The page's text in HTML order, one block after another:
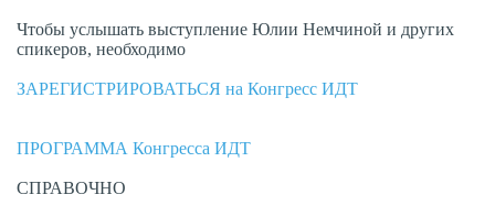
Чтобы услышать выступление Юлии Немчиной и других
спикеров, необходимо
ЗАРЕГИСТРИРОВАТЬСЯ на Конгресс ИДТ
ПРОГРАММА Конгресса ИДТ
СПРАВОЧНО